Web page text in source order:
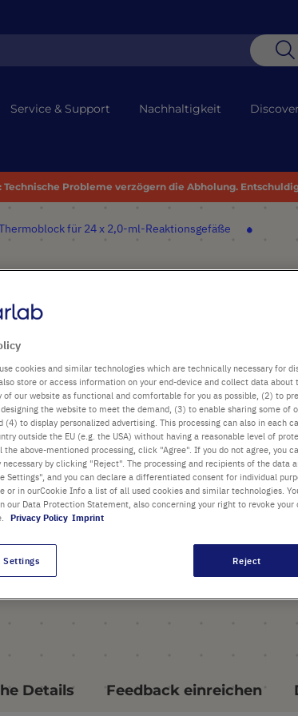
Service & Support Nachhaltigkeit
Technische Probleme verzögern die Abholung.
für 24 x 2,0-ml-Reaktionsgefäße
ml-
PRODUKT HIGHLIGHTS
Thermoblock für Starlab
Mixer HC
Die automatische
Thermoblockerkennung
vereinfacht den
Blockwechsel
Für Gefäße mit Rundboden
Details Feedback einreichen
cookies and similar technologies which are technically necessary for
store or access information on your end-device and collect data
of our website as functional and comfortable for you as possible, (2) to
the website to meet the demand, (3) to enable sharing some of
(4) to display personalized advertising. This processing can also in each
outside the EU (e.g. the USA) without having a reasonable level of
the above-mentioned processing, click "Agree". If you do not agree, you
by clicking "Reject". The processing and recipients of the data
Settings", and you can declare a differentiated consent for individual
or in ourCookie Info a list of all used cookies and similar technologies.
our Data Protection Statement, also concerning your right to revoke
Privacy Policy Imprint
Settings Reject